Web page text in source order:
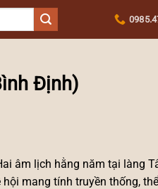
Định)
âm lịch hằng năm tại làng
mang tính truyền thống,